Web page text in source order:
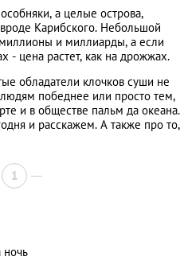
а целые острова,
Карибского. Небольшой
и миллиарды, а если
- цена растет, как на дрожжах.
обладатели клочков суши не
победнее или просто тем,
и в обществе пальм да океана.
и расскажем. А также про то,
1
ночь